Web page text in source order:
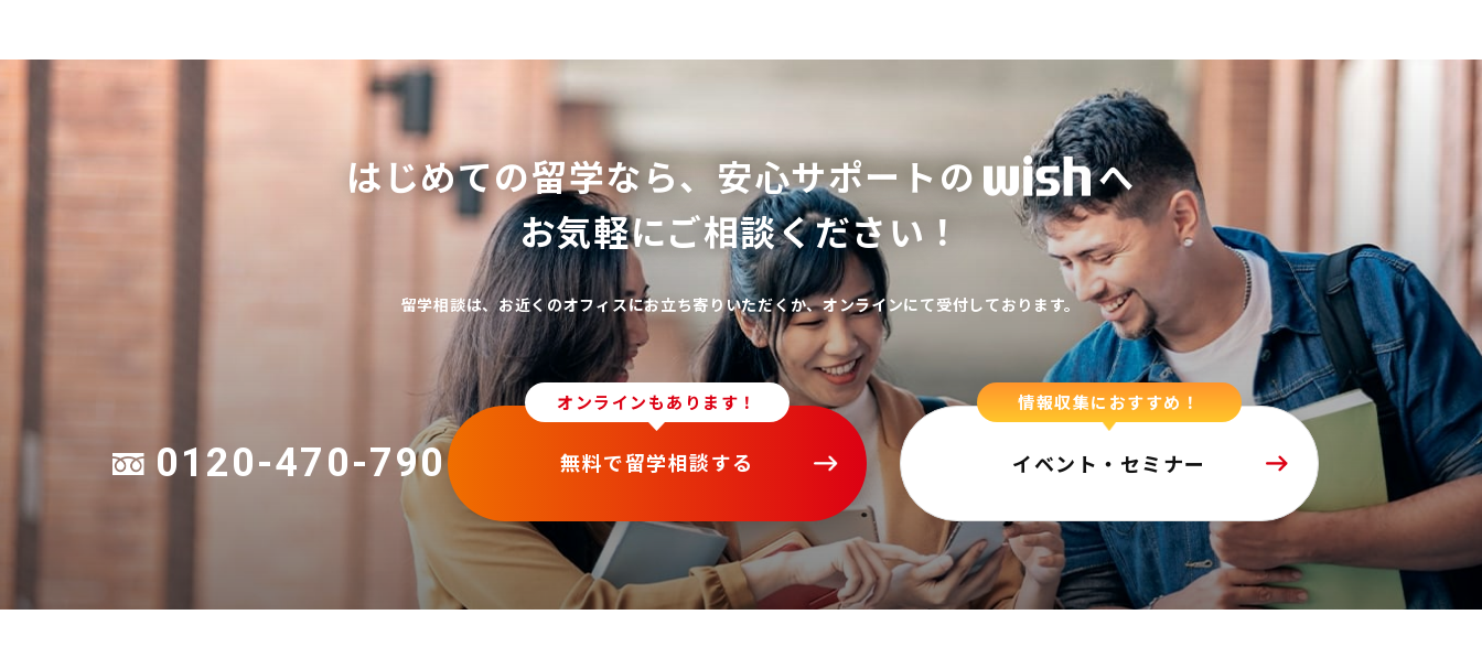
はじめての留学なら、 安心サポートの
へ
お気軽にご相談ください！
留学相談は、お近くのオフィスにお立ち寄りいただくか、オンラインにて受付しております。
0120-470-790
オンラインもあります！
無料で留学相談する
情報収集におすすめ！
イベント・セミナー